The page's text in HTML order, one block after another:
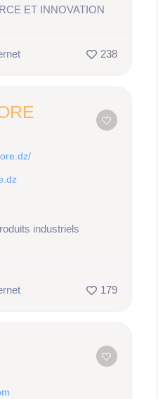
ET INNOVATION
238
industriels
179